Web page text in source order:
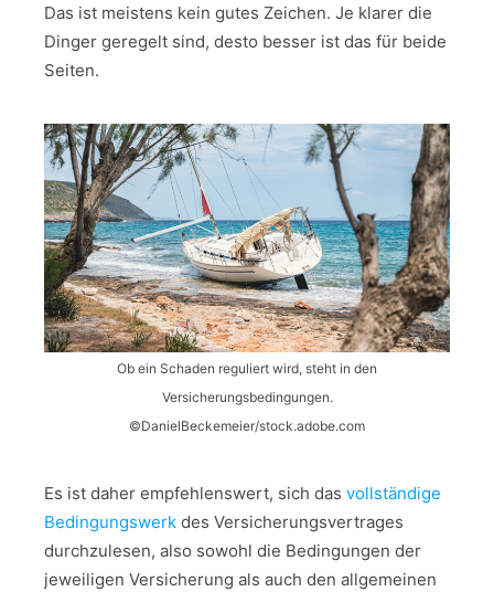
Das ist meistens kein gutes Zeichen. Je klarer die
Dinger geregelt sind, desto besser ist das für beide
Seiten.
Ob ein Schaden reguliert wird, steht in den
Versicherungsbedingungen.
©DanielBeckemeier/stock.adobe.com
Es ist daher empfehlenswert, sich das vollständige
Bedingungswerk des Versicherungsvertrages
durchzulesen, also sowohl die Bedingungen der
jeweiligen Versicherung als auch den allgemeinen